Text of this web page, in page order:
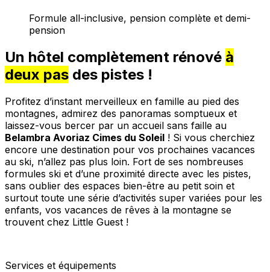
Formule all-inclusive, pension complète et demi-
pension
Un hôtel complètement rénové à
deux pas des pistes !
Profitez d’instant merveilleux en famille au pied des
montagnes, admirez des panoramas somptueux et
laissez-vous bercer par un accueil sans faille au
Belambra Avoriaz Cimes du Soleil ! Si vous cherchiez
encore une destination pour vos prochaines vacances
au ski, n’allez pas plus loin. Fort de ses nombreuses
formules ski et d’une proximité directe avec les pistes,
sans oublier des espaces bien-être au petit soin et
surtout toute une série d’activités super variées pour les
enfants, vos vacances de rêves à la montagne se
trouvent chez Little Guest !
Services et équipements